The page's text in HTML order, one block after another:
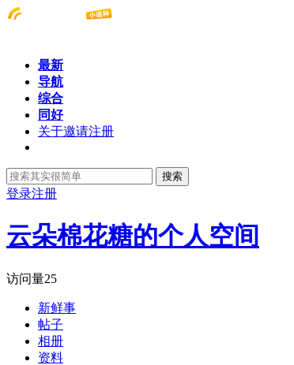
最新
导航
综合
同好
关于邀请注册
搜索
登录注册
云朵棉花糖的个人空间
访问量25
新鲜事
帖子
相册
资料